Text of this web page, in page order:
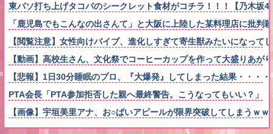
東パソ打ち上げタコパのシークレット食材がコチラ！！！【乃木坂
「鹿児島でもこんなの出さんて」と大阪に上陸した某料理店に批
【閲覧注意】女性向けバイブ、進化しすぎて寄生獣みたいになって
【動画】高校生さん、文化祭でコーヒーカップを作って大盛りあ
【悲報】1日30分睡眠のプロ、『大爆発』してしまった結果・・・・
PTA会長「PTA参加拒否した親へ最終警告。こうなってもいい？」
【画像】宇垣美里アナ、お○ぱいアピールが限界突破してしまうｗｗ